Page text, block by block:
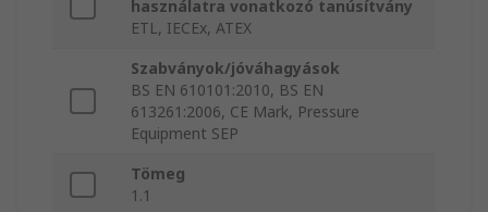
használatra vonatkozó tanúsítvány
ETL, IECEx, ATEX
Szabványok/jóváhagyások
BS EN 610101:2010, BS EN
613261:2006, CE Mark, Pressure
Equipment SEP
Tömeg
1.1